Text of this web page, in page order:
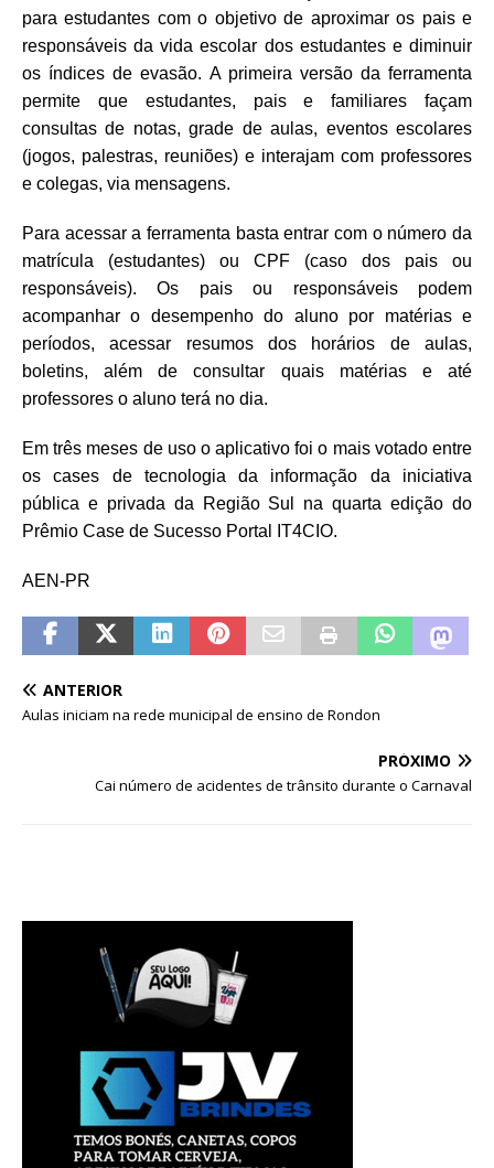
para estudantes com o objetivo de aproximar os pais e
responsáveis da vida escolar dos estudantes e diminuir
os índices de evasão. A primeira versão da ferramenta
permite que estudantes, pais e familiares façam
consultas de notas, grade de aulas, eventos escolares
(jogos, palestras, reuniões) e interajam com professores
e colegas, via mensagens.
Para acessar a ferramenta basta entrar com o número da
matrícula (estudantes) ou CPF (caso dos pais ou
responsáveis). Os pais ou responsáveis podem
acompanhar o desempenho do aluno por matérias e
períodos, acessar resumos dos horários de aulas,
boletins, além de consultar quais matérias e até
professores o aluno terá no dia.
Em três meses de uso o aplicativo foi o mais votado entre
os cases de tecnologia da informação da iniciativa
pública e privada da Região Sul na quarta edição do
Prêmio Case de Sucesso Portal IT4CIO.
AEN-PR
ANTERIOR
Aulas iniciam na rede municipal de ensino de Rondon
PRÓXIMO
Cai número de acidentes de trânsito durante o Carnaval